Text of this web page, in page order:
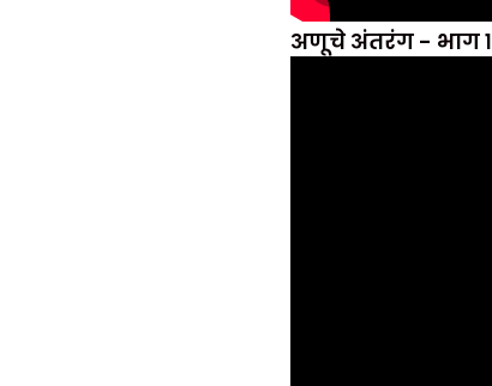
अणूचे अंतरंग - भाग १